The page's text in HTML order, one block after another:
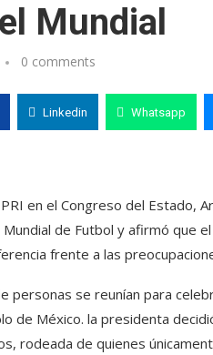
Mundial
0 comments
Linkedin Whatsapp
en el Congreso del Estado,
Mundial de Futbol y afirmó
frente a las
personas se reunían para
de México. la presidenta
rodeada de quienes